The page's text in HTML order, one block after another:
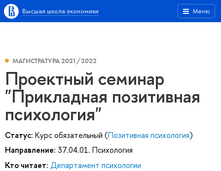
Меню
Высшая школа экономики
МАГИСТРАТУРА 2021/2022
Проектный семинар
"Прикладная позитивная
психология"
Статус: Курс обязательный (Позитивная психология)
Направление: 37.04.01. Психология
Кто читает: Департамент психологии